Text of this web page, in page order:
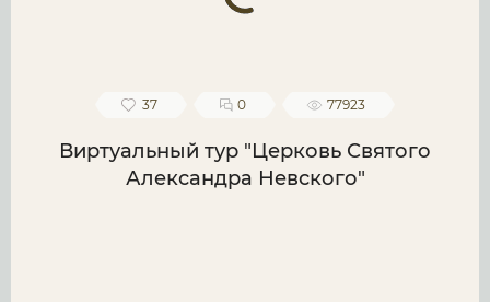
37 0 77923
Виртуальный тур "Церковь Святого
Александра Невского"